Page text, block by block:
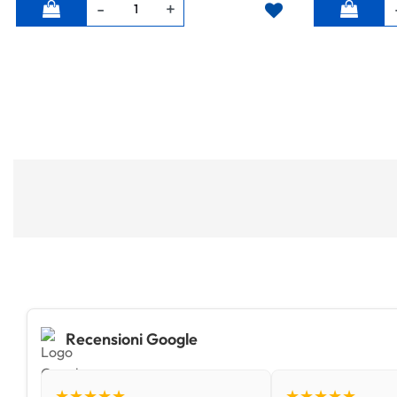
Recensioni Google